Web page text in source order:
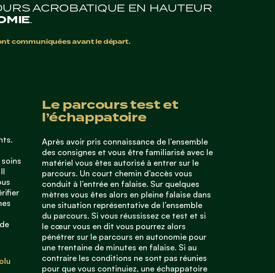
ACROBATIQUE EN HAUTEUR
.
communiquées avant le départ.
Le parcours test et
l’échappatoire
Après avoir pris connaissance de l’ensemble
des consignes et vous être familiarisé avec le
matériel vous êtes autorisé à entrer sur le
parcours. Un court chemin d’accès vous
conduit à l’entrée en falaise. Sur quelques
mètres vous êtes alors en pleine falaise dans
une situation représentative de l’ensemble
du parcours. Si vous réussissez ce test et si
le cœur vous en dit vous pourrez alors
pénétrer sur le parcours en autonomie pour
une trentaine de minutes en falaise. Si au
contraire les conditions ne sont pas réunies
pour que vous continuiez, une échappatoire